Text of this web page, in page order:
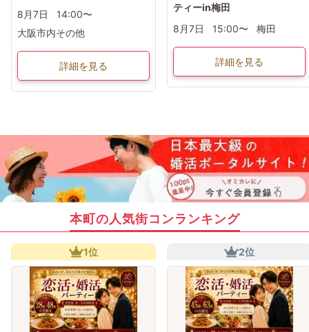
8月7日
14:00〜
大阪市内その他
詳細を見る
ティーin梅田
8月7日
15:00〜 梅田
詳細を見る
本町の人気街コンランキング
1位 2位